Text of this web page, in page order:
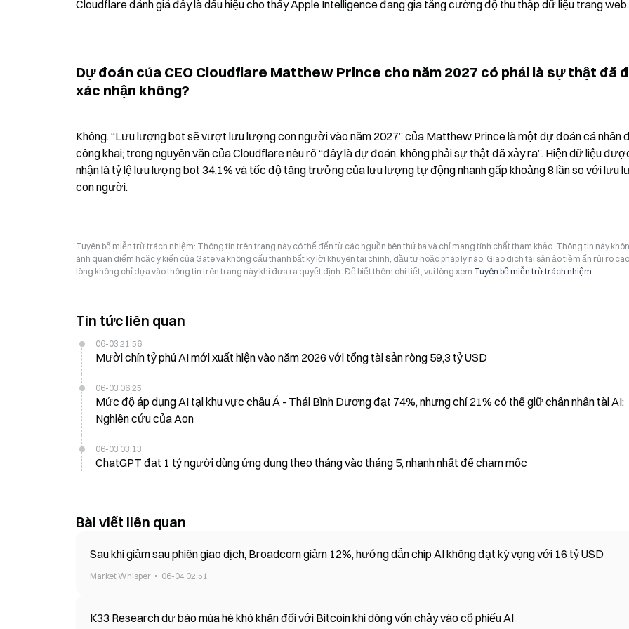
Cloudflare đánh giá đây là dấu hiệu cho thấy Apple Intelligence đang gia tăng cường độ thu thập dữ liệu trang web.
Dự đoán của CEO Cloudflare Matthew Prince cho năm 2027 có phải là sự thật đã
xác nhận không?
Không. “Lưu lượng bot sẽ vượt lưu lượng con người vào năm 2027” của Matthew Prince là một dự đoán cá nhân
công khai; trong nguyên văn của Cloudflare nêu rõ “đây là dự đoán, không phải sự thật đã xảy ra”. Hiện dữ liệu
nhận là tỷ lệ lưu lượng bot 34,1% và tốc độ tăng trưởng của lưu lượng tự động nhanh gấp khoảng 8 lần so với lưu
con người.
Tuyên bố miễn trừ trách nhiệm: Thông tin trên trang này có thể đến từ các nguồn bên thứ ba và chỉ mang tính chất tham khảo. Thông tin này
ánh quan điểm hoặc ý kiến của Gate và không cấu thành bất kỳ lời khuyên tài chính, đầu tư hoặc pháp lý nào. Giao dịch tài sản ảo tiềm ẩn rủi ro
lòng không chỉ dựa vào thông tin trên trang này khi đưa ra quyết định. Để biết thêm chi tiết, vui lòng xem Tuyên bố miễn trừ trách nhiệm.
Tin tức liên quan
06-03 21:56
Mười chín tỷ phú AI mới xuất hiện vào năm 2026 với tổng tài sản ròng 59,3 tỷ USD
06-03 06:25
Mức độ áp dụng AI tại khu vực châu Á - Thái Bình Dương đạt 74%, nhưng chỉ 21% có thể giữ chân nhân tài AI:
Nghiên cứu của Aon
06-03 03:13
ChatGPT đạt 1 tỷ người dùng ứng dụng theo tháng vào tháng 5, nhanh nhất để chạm mốc
Bài viết liên quan
Sau khi giảm sau phiên giao dịch, Broadcom giảm 12%, hướng dẫn chip AI không đạt kỳ vọng với 16 tỷ USD
Market Whisper 06-04 02:51
K33 Research dự báo mùa hè khó khăn đối với Bitcoin khi dòng vốn chảy vào cổ phiếu AI